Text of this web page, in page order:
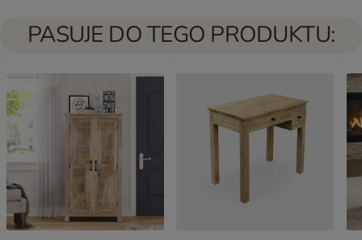
PASUJE DO TEGO PRODUKTU: